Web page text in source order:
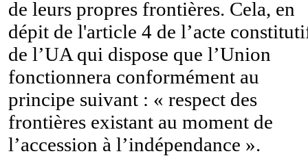
de leurs propres frontières. Cela, en
dépit de l'article 4 de l’acte
de l’UA qui dispose que l’Union
fonctionnera conformément au
principe suivant : « respect des
frontières existant au moment de
l’accession à l’indépendance ».